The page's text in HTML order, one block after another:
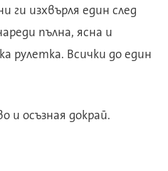
изхвърля един след
пълна, ясна и
рулетка. Всички до един
и осъзная докрай.